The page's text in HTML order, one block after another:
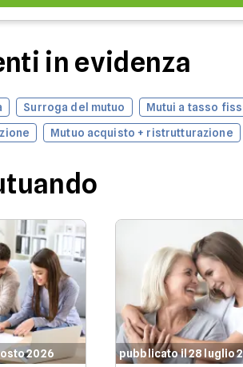
in evidenza
Surroga del mutuo Mutui a tasso
Mutuo acquisto + ristrutturazione
2026 pubblicato il 28 luglio